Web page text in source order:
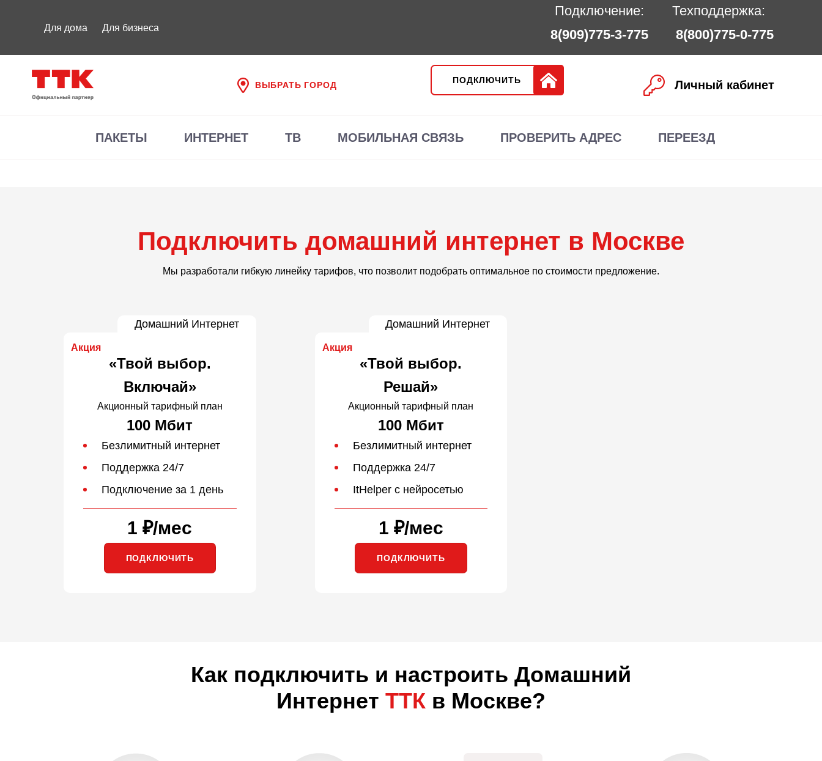
Для дома Для бизнеса
Подключение:
8(909)775-3-775
Техподдержка:
8(800)775-0-775
ВЫБРАТЬ ГОРОД ПОДКЛЮЧИТЬ Личный кабинет
ПАКЕТЫ ИНТЕРНЕТ ТВ МОБИЛЬНАЯ СВЯЗЬ ПРОВЕРИТЬ АДРЕС ПЕРЕЕЗД
Подключить домашний интернет в Москве
Мы разработали гибкую линейку тарифов, что позволит подобрать оптимальное по стоимости предложение.
Домашний Интернет
Акция
«Твой выбор.
Включай»
Акционный тарифный план
100 Мбит
Безлимитный интернет
Поддержка 24/7
Подключение за 1 день
1 ₽/мес
ПОДКЛЮЧИТЬ
Домашний Интернет
Акция
«Твой выбор.
Решай»
Акционный тарифный план
100 Мбит
Безлимитный интернет
Поддержка 24/7
ItHelper с нейросетью
1 ₽/мес
ПОДКЛЮЧИТЬ
Как подключить и настроить Домашний
Интернет ТТКв Москве?